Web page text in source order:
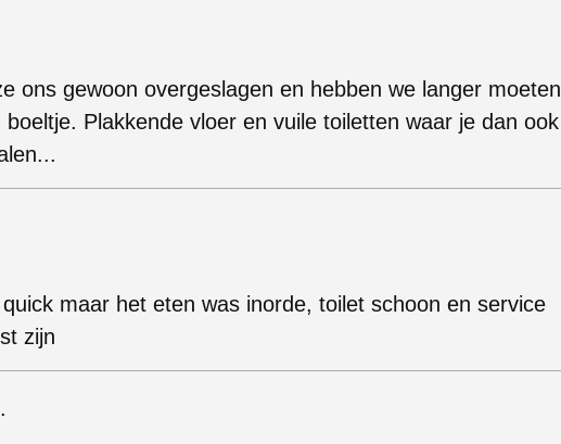
ons gewoon overgeslagen en hebben we langer moeten
Plakkende vloer en vuile toiletten waar je dan ook
maar het eten was inorde, toilet schoon en service
zijn